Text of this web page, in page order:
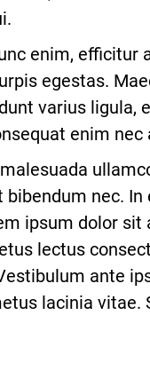
enim, efficitur
egestas.
varius ligula,
enim
bibendum nec.
ipsum dolor sit
lectus
ante
lacinia vitae.